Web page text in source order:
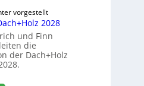
vorgestellt
2028
und Finn
die
der Dach+Holz